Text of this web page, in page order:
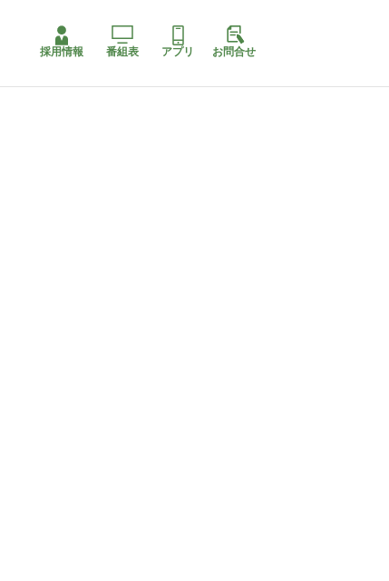
採用情報 番組表 アプリ お問合せ